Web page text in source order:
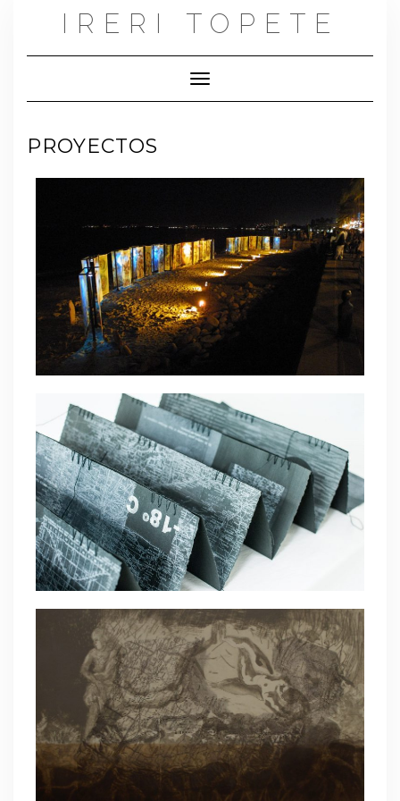
IRERI TOPETE
Toggle Navigation
PROYECTOS